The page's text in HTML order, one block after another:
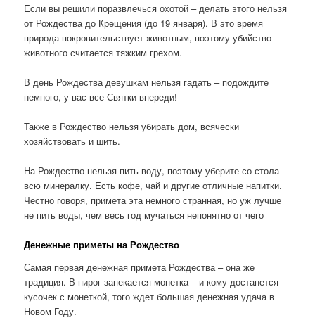
Если вы решили поразвлечься охотой – делать этого нельзя
от Рождества до Крещения (до 19 января). В это время
природа покровительствует животным, поэтому убийство
животного считается тяжким грехом.
В день Рождества девушкам нельзя гадать – подождите
немного, у вас все Святки впереди!
Также в Рождество нельзя убирать дом, всячески
хозяйствовать и шить.
На Рождество нельзя пить воду, поэтому уберите со стола
всю минералку. Есть кофе, чай и другие отличные напитки.
Честно говоря, примета эта немного странная, но уж лучше
не пить воды, чем весь год мучаться непонятно от чего
Денежные приметы на Рождество
Самая первая денежная примета Рождества – она же
традиция. В пирог запекается монетка – и кому достанется
кусочек с монеткой, того ждет большая денежная удача в
Новом Году.